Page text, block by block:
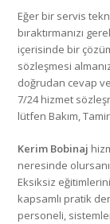
Eğer bir servis
bıraktırmanızı
içerisinde bir
sözleşmesi
doğrudan cevap
7/24 hizmet
lütfen Bakım,
Kerim Bobinaj
neresinde
Eksiksiz
kapsamlı pratik
personeli,